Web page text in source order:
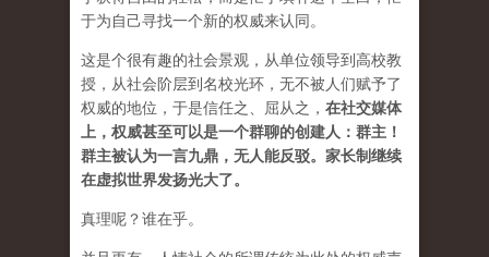
于为自己寻找一个新的权威来认同。
这是个很有趣的社会景观，从单位领导到高校教
授，从社会阶层到名校光环，无不被人们赋予了
权威的地位，于是信任之、屈从之， 在社交媒体
上，权威甚至可以是一个群聊的创建人：群主！
群主被认为一言九鼎，无人能反驳。家长制继续
在虚拟世界发扬光大了。
真理呢？谁在乎。